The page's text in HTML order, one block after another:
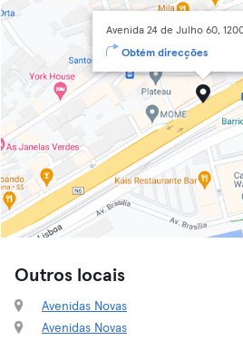
Avenida 24 de Julho 60,
Obtém direcções
Outros locais
Avenidas Novas
Avenidas Novas